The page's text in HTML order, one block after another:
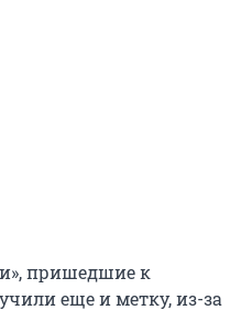
пришедшие к
еще и метку, из-за